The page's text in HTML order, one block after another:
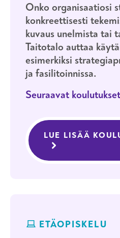
Onko organisaatiosi
konkreettisesti
kuvaus unelmista tai
Taitotalo auttaa
esimerkiksi
ja fasilitoinnissa.
Seuraavat koulutukset
StrategiaLuotsi®
JATKUVA HAKU
LUE LISÄÄ
ETÄOPISKELU